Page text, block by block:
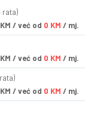
rata)
KM / već od 0 KM / mj.
KM / već od 0 KM / mj.
KM / već od 0 KM / mj.